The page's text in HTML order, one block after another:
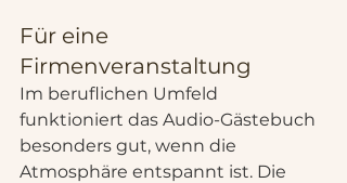
Für eine
Firmenveranstaltung
Im beruflichen Umfeld
funktioniert das Audio-Gästebuch
besonders gut, wenn die
Atmosphäre entspannt ist. Die